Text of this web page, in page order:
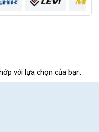
với lựa chọn của bạn.